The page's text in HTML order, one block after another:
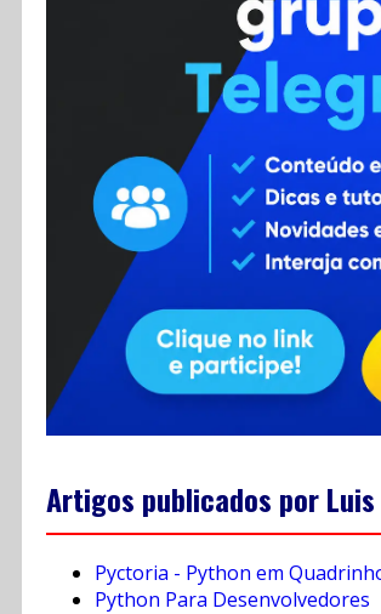
Artigos publicados por Luis
Pyctoria - Python em
Python Para Desenvolvedores